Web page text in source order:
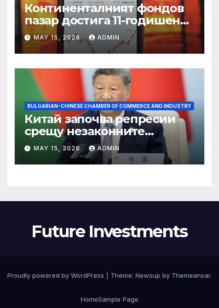
Континенталният фондов
пазар достига 11-годишен
връх
MAY 15, 2026 ADMIN
BULGARIAN-CHINESE CHAMBER OF COMMERCE AND INDUSTRY
Китай започва репресии
срещу незаконните
практики в сектора на TCM
MAY 15, 2026 ADMIN
Future Investments
Proudly powered by WordPress Theme: Newsup by Themeansar.
HomeSample Page